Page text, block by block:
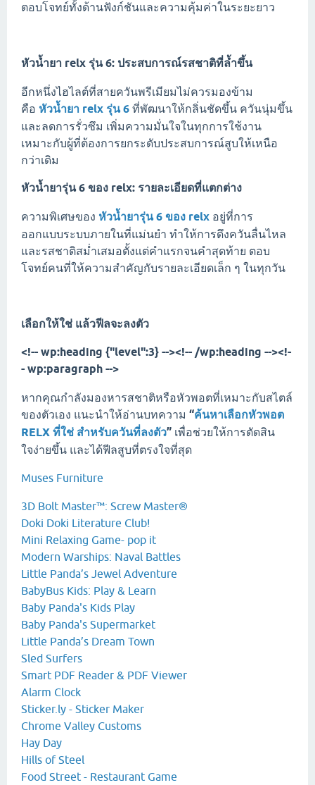
ตอบโจทย์ทั้งด้านฟังก์ชันและความคุ้มค่าในระยะยาว
หัวน้ำยา relx รุ่น 6: ประสบการณ์รสชาติที่ล้ำขึ้น
อีกหนึ่งไฮไลต์ที่สายควันพรีเมียมไม่ควรมองข้าม
คือ หัวน้ำยา relx รุ่น 6 ที่พัฒนาให้กลิ่นชัดขึ้น ควันนุ่มขึ้น
และลดการรั่วซึม เพิ่มความมั่นใจในทุกการใช้งาน
เหมาะกับผู้ที่ต้องการยกระดับประสบการณ์สูบให้เหนือ
กว่าเดิม
หัวน้ำยารุ่น 6 ของ relx: รายละเอียดที่แตกต่าง
ความพิเศษของ หัวน้ำยารุ่น 6 ของ relx อยู่ที่การ
ออกแบบระบบภายในที่แม่นยำ ทำให้การดึงควันลื่นไหล
และรสชาติสม่ำเสมอตั้งแต่คำแรกจนคำสุดท้าย ตอบ
โจทย์คนที่ให้ความสำคัญกับรายละเอียดเล็ก ๆ ในทุกวัน
เลือกให้ใช่ แล้วฟีลจะลงตัว
<!-- wp:heading {"level":3} --><!-- /wp:heading --><!-
- wp:paragraph -->
หากคุณกำลังมองหารสชาติหรือหัวพอตที่เหมาะกับสไตล์
ของตัวเอง แนะนำให้อ่านบทความ “ค้นหาเลือกหัวพอต
RELX ที่ใช่ สำหรับควันที่ลงตัว” เพื่อช่วยให้การตัดสิน
ใจง่ายขึ้น และได้ฟีลสูบที่ตรงใจที่สุด
Muses Furniture
3D Bolt Master™: Screw Master®
Doki Doki Literature Club!
Mini Relaxing Game- pop it
Modern Warships: Naval Battles
Little Panda’s Jewel Adventure
BabyBus Kids: Play & Learn
Baby Panda's Kids Play
Baby Panda's Supermarket
Little Panda’s Dream Town
Sled Surfers
Smart PDF Reader & PDF Viewer
Alarm Clock
Sticker.ly - Sticker Maker
Chrome Valley Customs
Hay Day
Hills of Steel
Food Street - Restaurant Game